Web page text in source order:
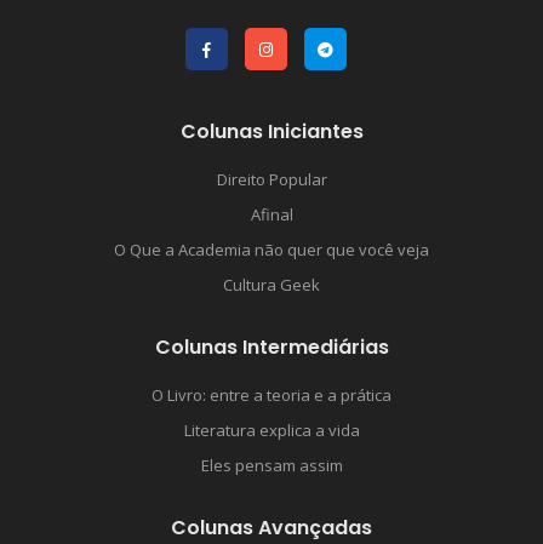
Colunas Iniciantes
Direito Popular
Afinal
O Que a Academia não quer que você veja
Cultura Geek
Colunas Intermediárias
O Livro: entre a teoria e a prática
Literatura explica a vida
Eles pensam assim
Colunas Avançadas